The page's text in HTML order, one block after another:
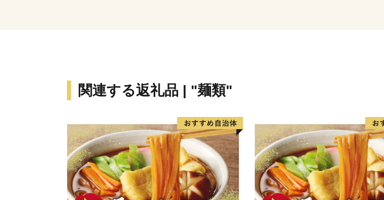
関連する返礼品 | "麺類"